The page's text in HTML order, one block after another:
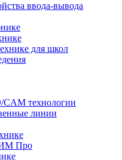
ввода-вывода
для школ
технологии
линии
Про